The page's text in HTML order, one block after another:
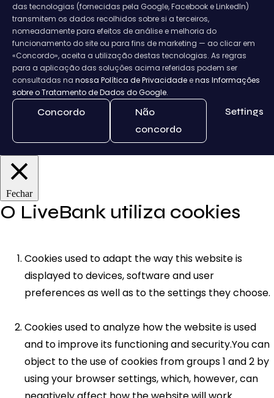
das tecnologias (fornecidas pela Google, Facebook e LinkedIn)
transmitem os dados recolhidos sobre si a terceiros,
nomeadamente para efeitos de análise e melhoria do
funcionamento do site ou para fins de marketing — ao clicar em
«Concordo», aceita a utilização destas tecnologias. As regras
para a aplicação das soluções acima referidas podem ser
consultadas na nossa Política de Privacidade enas Informações
sobre o Tratamento de Dados do Google.
Concordo
Não
concordo
Settings
Fechar
O LiveBank utiliza cookies
Cookies used to adapt the way this website is
displayed to devices, software and user
preferences as well as to the settings they choose.
Cookies used to analyze how the website is used
and to improve its functioning and security.You can
object to the use of cookies from groups 1 and 2 by
using your browser settings, which, however, can